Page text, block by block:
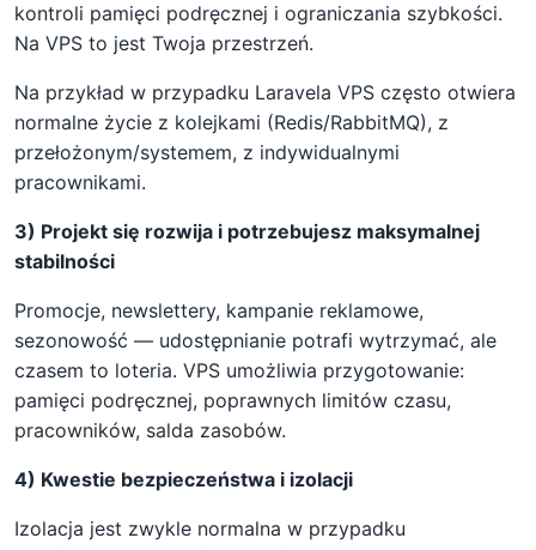
kontroli pamięci podręcznej i ograniczania szybkości.
Na VPS to jest Twoja przestrzeń.
Na przykład w przypadku Laravela VPS często otwiera
normalne życie z kolejkami (Redis/RabbitMQ), z
przełożonym/systemem, z indywidualnymi
pracownikami.
3) Projekt się rozwija i potrzebujesz maksymalnej
stabilności
Promocje, newslettery, kampanie reklamowe,
sezonowość — udostępnianie potrafi wytrzymać, ale
czasem to loteria. VPS umożliwia przygotowanie:
pamięci podręcznej, poprawnych limitów czasu,
pracowników, salda zasobów.
4) Kwestie bezpieczeństwa i izolacji
Izolacja jest zwykle normalna w przypadku